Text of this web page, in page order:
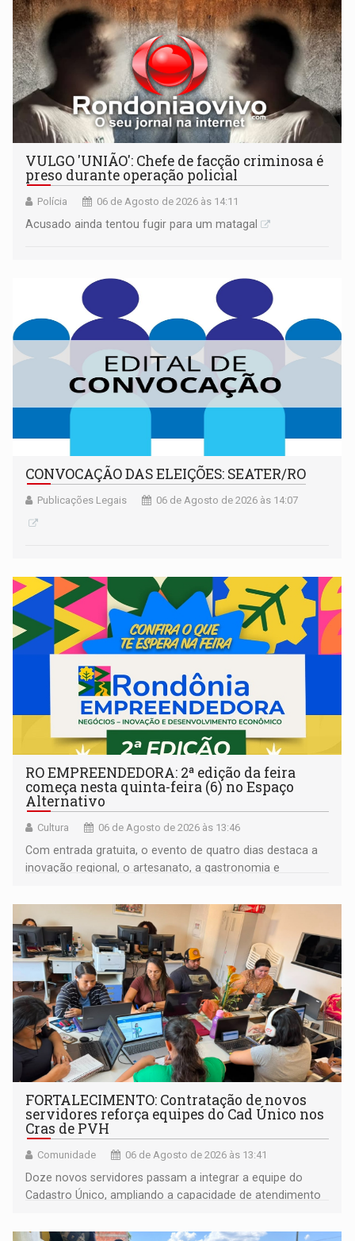
VULGO 'UNIÃO': Chefe de facção criminosa é
preso durante operação policial
Polícia 06 de Agosto de 2026 às 14:11
Acusado ainda tentou fugir para um matagal
CONVOCAÇÃO DAS ELEIÇÕES: SEATER/RO
Publicações Legais 06 de Agosto de 2026 às 14:07
RO EMPREENDEDORA: 2ª edição da feira
começa nesta quinta-feira (6) no Espaço
Alternativo
Cultura 06 de Agosto de 2026 às 13:46
Com entrada gratuita, o evento de quatro dias destaca a
inovação regional, o artesanato, a gastronomia e
FORTALECIMENTO: Contratação de novos
servidores reforça equipes do Cad Único nos
Cras de PVH
Comunidade 06 de Agosto de 2026 às 13:41
Doze novos servidores passam a integrar a equipe do
Cadastro Único, ampliando a capacidade de atendimento